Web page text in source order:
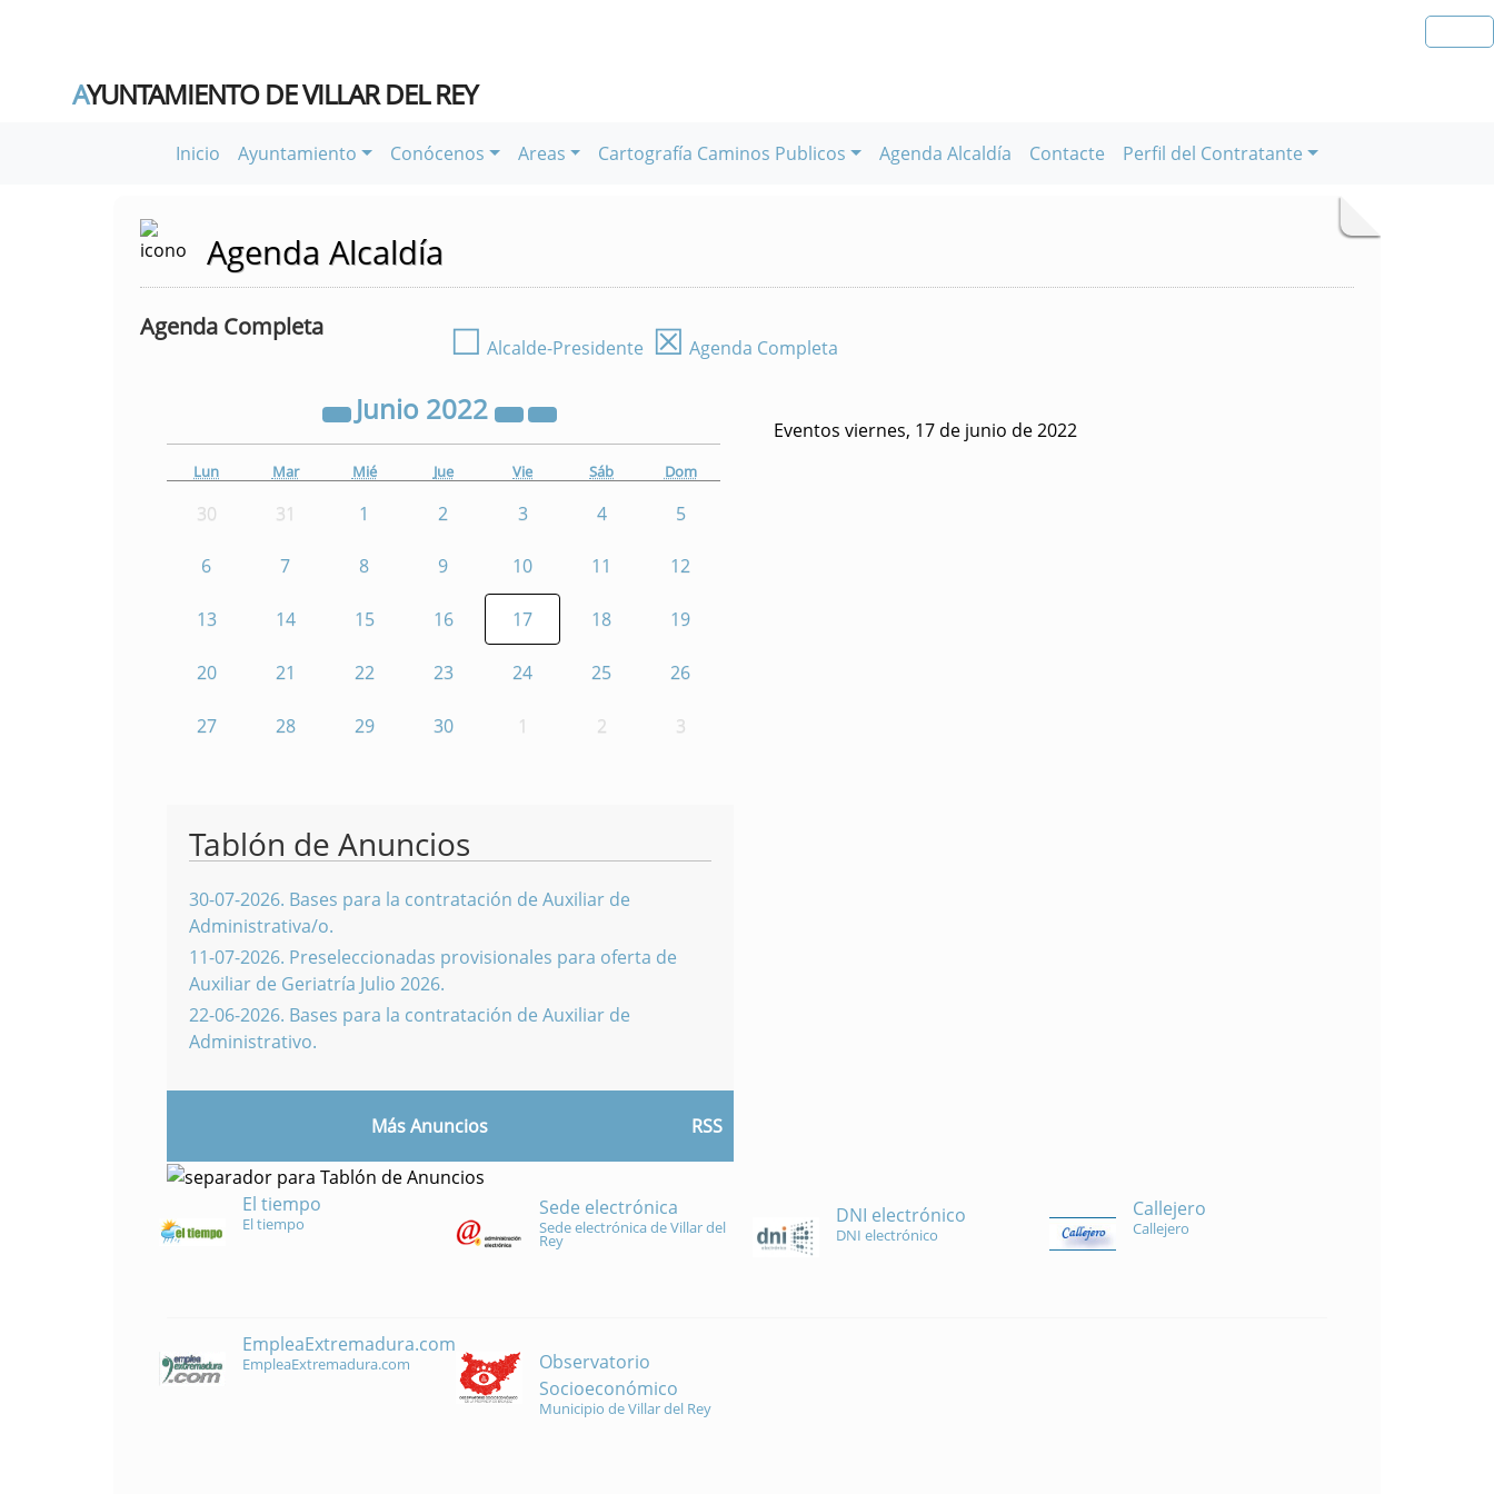
AYUNTAMIENTO DE VILLAR DEL REY
Inicio Ayuntamiento Conócenos Areas Cartografía Caminos Publicos Agenda Alcaldía Contacte Perfil del Contratante
Agenda Alcaldía
Agenda Completa ☐ Alcalde-Presidente ☒ Agenda Completa
Junio 2022
Lun Mar Mié Jue Vie Sáb Dom
30 31 1 2 3 4 5
6 7 8 9 10 11 12
13 14 15 16 17 18 19
20 21 22 23 24 25 26
27 28 29 30 1 2 3
Eventos viernes, 17 de junio de 2022
Tablón de Anuncios
30-07-2026. Bases para la contratación de Auxiliar de
Administrativa/o.
11-07-2026. Preseleccionadas provisionales para oferta de
Auxiliar de Geriatría Julio 2026.
22-06-2026. Bases para la contratación de Auxiliar de
Administrativo.
Más Anuncios RSS
El tiempo
El tiempo
Sede electrónica
Sede electrónica de Villar del
Rey
DNI electrónico
DNI electrónico
Callejero
Callejero
EmpleaExtremadura.com
EmpleaExtremadura.com
Observatorio
Socioeconómico
Municipio de Villar del Rey